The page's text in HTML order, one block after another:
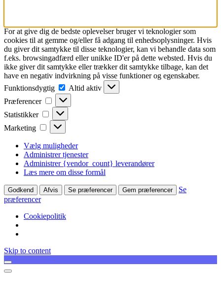
For at give dig de bedste oplevelser bruger vi teknologier som
cookies til at gemme og/eller få adgang til enhedsoplysninger. Hvis
du giver dit samtykke til disse teknologier, kan vi behandle data som
f.eks. browsingadfærd eller unikke ID'er på dette websted. Hvis du
ikke giver dit samtykke eller trækker dit samtykke tilbage, kan det
have en negativ indvirkning på visse funktioner og egenskaber.
Funktionsdygtig
Funktionsdygtig
Altid aktiv
Præferencer
Præferencer
Statistikker Statistikker
Marketing Marketing
Vælg muligheder
Administrer tjenester
Administrer {vendor_count} leverandører
Læs mere om disse formål
Godkend Afvis Se præferencer Gem præferencer
Se
præferencer
Cookiepolitik
Skip to content